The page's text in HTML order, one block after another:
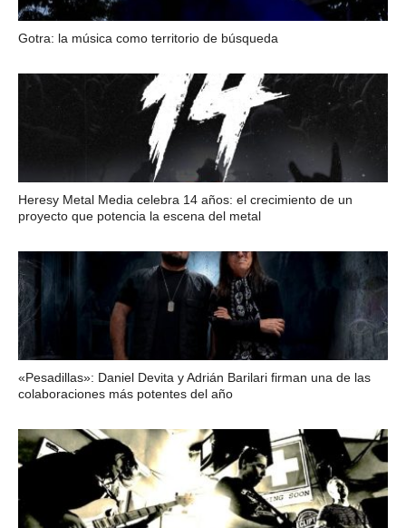
Gotra: la música como territorio de búsqueda
Heresy Metal Media celebra 14 años: el crecimiento de un
proyecto que potencia la escena del metal
«Pesadillas»: Daniel Devita y Adrián Barilari firman una de las
colaboraciones más potentes del año